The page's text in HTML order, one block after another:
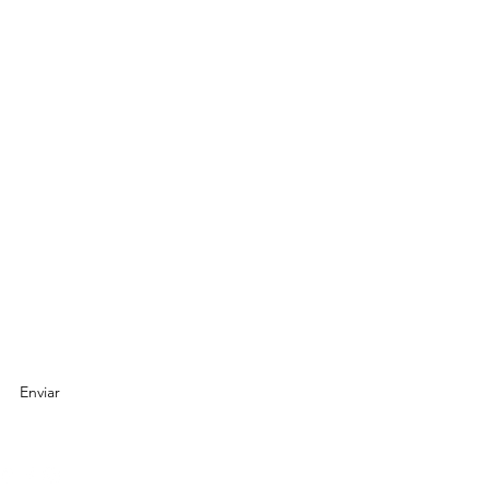
Enviar